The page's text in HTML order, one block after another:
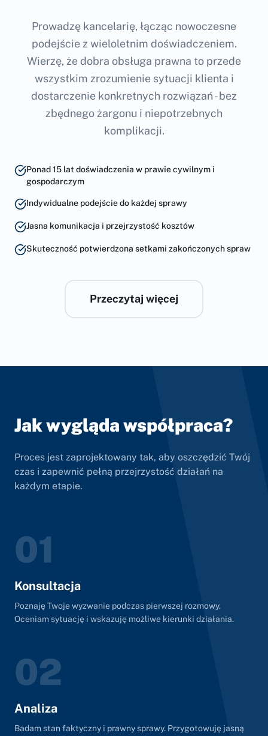
Prowadzę kancelarię, łącząc nowoczesne
podejście z wieloletnim doświadczeniem.
Wierzę, że dobra obsługa prawna to przede
wszystkim zrozumienie sytuacji klienta i
dostarczenie konkretnych rozwiązań - bez
zbędnego żargonu i niepotrzebnych
komplikacji.
Ponad 15 lat doświadczenia w prawie cywilnym i
gospodarczym
Indywidualne podejście do każdej sprawy
Jasna komunikacja i przejrzystość kosztów
Skuteczność potwierdzona setkami zakończonych spraw
Przeczytaj więcej
Jak wygląda współpraca?
Proces jest zaprojektowany tak, aby oszczędzić Twój
czas i zapewnić pełną przejrzystość działań na
każdym etapie.
01
Konsultacja
Poznaję Twoje wyzwanie podczas pierwszej rozmowy.
Oceniam sytuację i wskazuję możliwe kierunki działania.
02
Analiza
Badam stan faktyczny i prawny sprawy. Przygotowuję jasną